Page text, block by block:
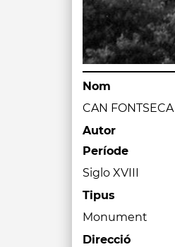
Nom
CAN FONTSECA
Autor
Període
Siglo XVIII
Tipus
Monument
Direcció